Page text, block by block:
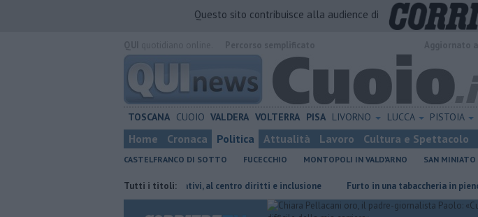
Questo sito contribuisce alla audience di
TOSCANA CUOIO VALDERA VOLTERRA PISA LIVORNO LUCCA PISTOIA
Home Cronaca Politica Attualità Lavoro Cultura e Spettacolo
CASTELFRANCO DI SOTTO FUCECCHIO MONTOPOLI IN VALD'ARNO SAN MINIATO
Tutti i titoli:
Servizi educativi, al centro diritti e inclusione Furto in una tabaccheria in pieno centro